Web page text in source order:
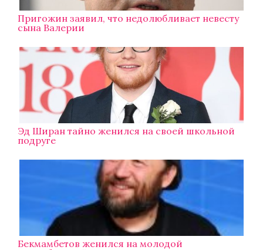
Пригожин заявил, что недолюбливает невесту
сына Валерии
Эд Ширан тайно женился на своей школьной
подруге
Бекмамбетов женился на молодой